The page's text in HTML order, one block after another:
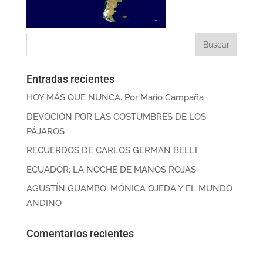
Entradas recientes
HOY MÁS QUE NUNCA. Por Mario Campaña
DEVOCIÓN POR LAS COSTUMBRES DE LOS
PÁJAROS
RECUERDOS DE CARLOS GERMAN BELLI
ECUADOR: LA NOCHE DE MANOS ROJAS
AGUSTÍN GUAMBO, MÓNICA OJEDA Y EL MUNDO
ANDINO
Comentarios recientes